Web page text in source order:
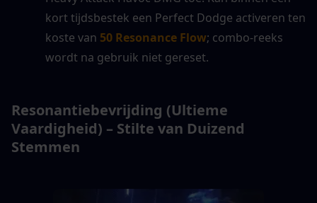
kort tijdsbestek een Perfect Dodge activeren ten
koste van 50 Resonance Flow; combo-reeks
wordt na gebruik niet gereset.
Resonantiebevrijding (Ultieme
Vaardigheid) – Stilte van Duizend
Stemmen